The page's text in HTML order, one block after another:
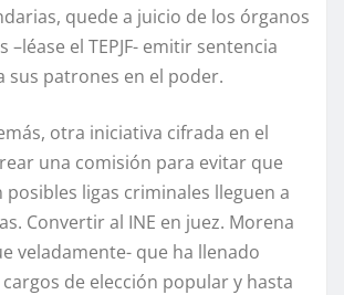
quede a juicio de los órganos
–léase el TEPJF- emitir sentencia
sus patrones en el poder.
otra iniciativa cifrada en el
una comisión para evitar que
ligas criminales lleguen a
Convertir al INE en juez. Morena
veladamente- que ha llenado
de elección popular y hasta